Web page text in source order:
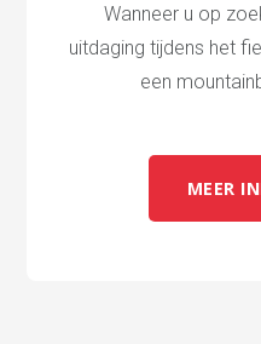
Wanneer u op
uitdaging tijdens het
een
MEER